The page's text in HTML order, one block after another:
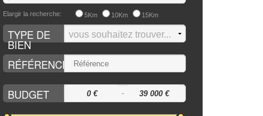
Elargir la recherche: 5Km 10Km 15Km
TYPE DE
BIEN
RÉFÉRENCE
BUDGET
-